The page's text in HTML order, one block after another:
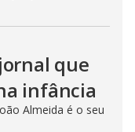
que
infância
Almeida é o seu